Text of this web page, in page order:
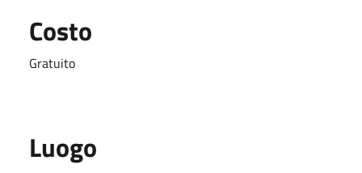
Costo
Gratuito
Luogo